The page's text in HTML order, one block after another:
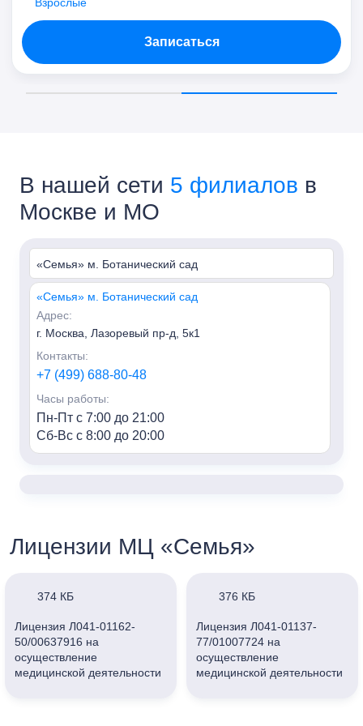
Записаться
В нашей сети 5 филиалов в
Москве и МО
«Семья» м. Ботанический сад
«Семья» м. Ботанический сад
Адрес:
г. Москва, Лазоревый пр-д, 5к1
Контакты:
+7 (499) 688-80-48
Часы работы:
Пн-Пт с 7:00 до 21:00
Сб-Вс с 8:00 до 20:00
+7 (499) 688-80-48
Пн-Пт с 7:00 до 21:00
«Семья» г. Мытищи
Адрес:
г. Мытищи, ул. Колпакова, 42к3
Лицензии МЦ «Семья»
374 КБ
Лицензия Л041-01162-
50/00637916 на
осуществление
медицинской деятельности
376 КБ
Лицензия Л041-01137-
77/01007724 на
осуществление
медицинской деятельности